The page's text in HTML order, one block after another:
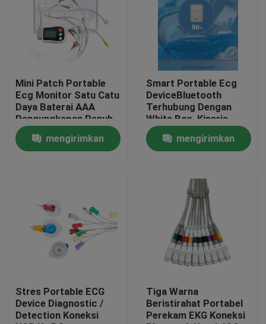
Produk
Tentang kami
Tur Pabrik
Kontrol kualitas
Permintaan Penawaran
Company News
Mesin EKG Genggam
Mini Patch Portable
Ecg Monitor Satu Catu
Daya Baterai AAA
Pengungkapan Penuh
mengirimkan
Smart Portable Ecg
DeviceBluetooth
Terhubung Dengan
White Box, Kinerja
Tinggi
mengirimkan
Stres Portable ECG
Device Diagnostic /
Detection Koneksi
Tiga Warna
Beristirahat Portabel
Perekam EKG Koneksi